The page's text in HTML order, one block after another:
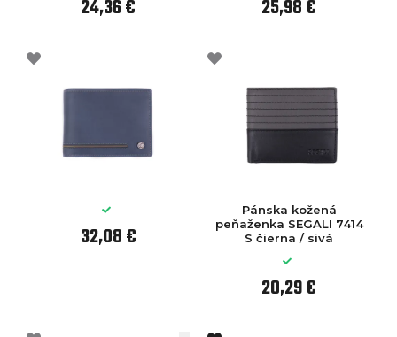
24,36 € 25,98 €
32,08 €
Pánska kožená
peňaženka SEGALI 7414
S čierna / sivá
20,29 €